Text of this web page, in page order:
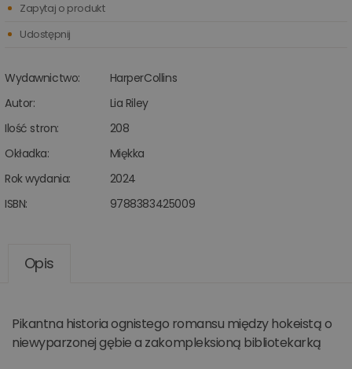
Wydawnictwo:
HarperCollins
Autor:
Lia Riley
Ilość stron:
208
Okładka:
Miękka
Rok wydania:
2024
ISBN:
9788383425009
Zapytaj o produkt
Udostępnij
Opis
Pikantna historia ognistego romansu między hokeistą o
niewyparzonej gębie a zakompleksioną bibliotekarką